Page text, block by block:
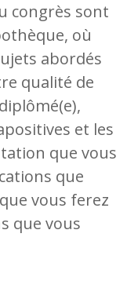
congrès sont
où
abordés
qualité de
et les
que vous
que
vous ferez
que vous